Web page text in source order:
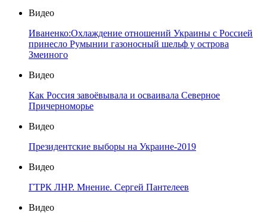
Видео
Иваненко:Охлаждение отношений Украины с Россией
принесло Румынии газоносный шельф у острова
Змеиного
Видео
Как Россия завоёвывала и осваивала Северное
Причерноморье
Видео
Президентские выборы на Украине-2019
Видео
ГТРК ЛНР. Мнение. Сергей Пантелеев
Видео